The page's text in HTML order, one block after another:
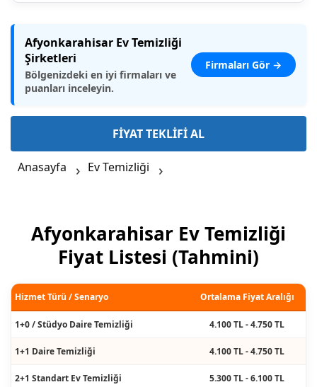
Afyonkarahisar Ev Temizliği
Şirketleri
Bölgenizdeki en iyi firmaları ve
puanları inceleyin.
Firmaları Gör →
FİYAT TEKLİFİ AL
Anasayfa Ev Temizliği
Afyonkarahisar Ev Temizliği
Fiyat Listesi (Tahmini)
Hizmet Türü / Senaryo Ortalama Fiyat Aralığı
1+0 / Stüdyo Daire Temizliği 4.100 TL - 4.750 TL
1+1 Daire Temizliği 4.100 TL - 4.750 TL
2+1 Standart Ev Temizliği 5.300 TL - 6.100 TL